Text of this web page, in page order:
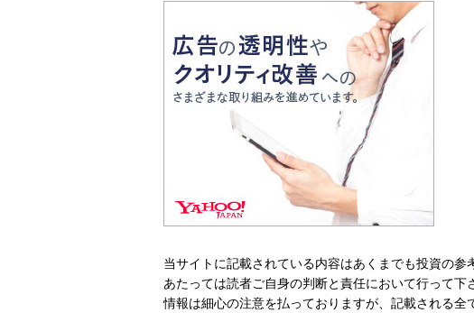
当サイトに記載されている内容はあくまでも投資の
あたっては読者ご自身の判断と責任において行って
情報は細心の注意を払っておりますが、記載される全